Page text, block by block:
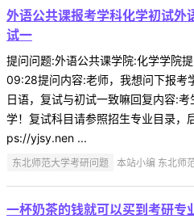
外语公共课报考学科化学初试
试一
提问问题:外语公共课学院:化学学院
09:28提问内容:老师，我想问下报考
日语，复试与初试一致嘛回复内容:
学！复试科目请参照招生专业目录，
ps://yjsy.nen ...
东北师范大学考研问题 本站小编 东北师
一杯奶茶的钱就可以买到考研专